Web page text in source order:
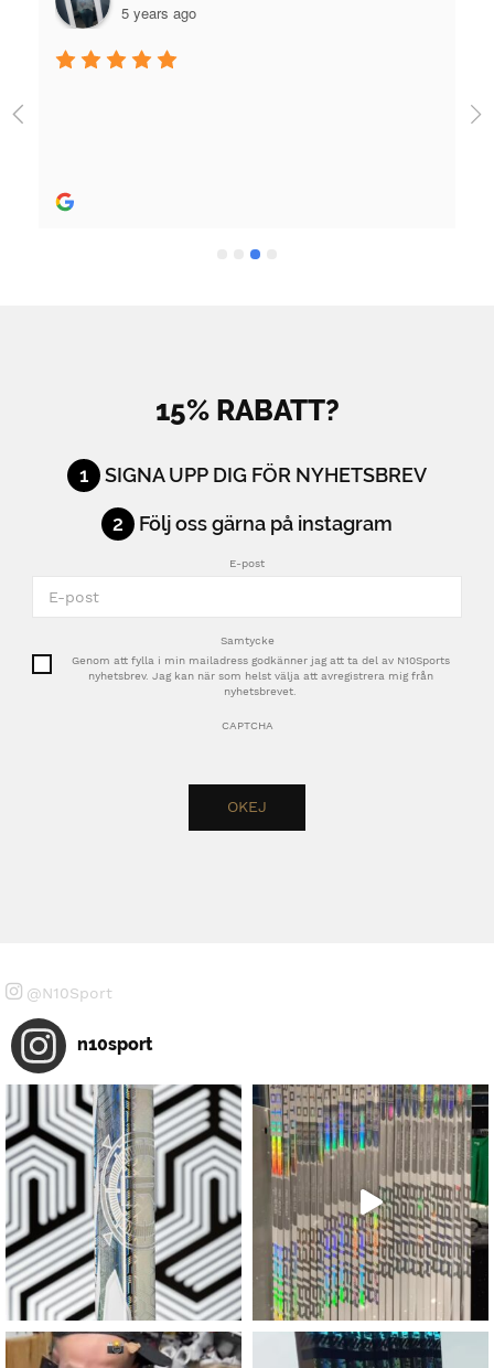
5 years ago
15% RABATT?
1 SIGNA UPP DIG FÖR NYHETSBREV
2 Följ oss gärna på instagram
E-post
Samtycke
Genom att fylla i min mailadress godkänner jag att ta del av N10Sports
nyhetsbrev. Jag kan när som helst välja att avregistrera mig från
nyhetsbrevet.
CAPTCHA
@N10Sport
n10sport